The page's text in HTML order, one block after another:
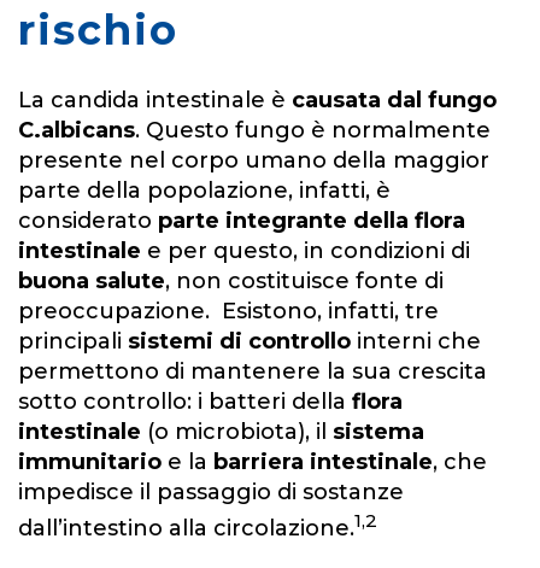
rischio
La candida intestinale è causata dal fungo
C.albicans. Questo fungo è normalmente
presente nel corpo umano della maggior
parte della popolazione, infatti, è
considerato parte integrante della flora
intestinale e per questo, in condizioni di
buona salute, non costituisce fonte di
preoccupazione. Esistono, infatti, tre
principali sistemi di controllo interni che
permettono di mantenere la sua crescita
sotto controllo: i batteri della flora
intestinale (o microbiota), il sistema
immunitario e la barriera intestinale, che
impedisce il passaggio di sostanze
dall’intestino alla circolazione.1,2